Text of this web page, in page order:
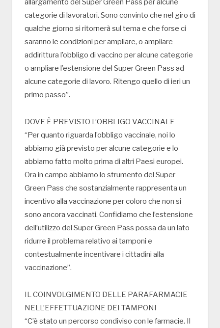
allargamento del Super Green Pass per alcune
categorie di lavoratori. Sono convinto che nel giro di
qualche giorno si ritornerà sul tema e che forse ci
saranno le condizioni per ampliare, o ampliare
addirittura l’obbligo di vaccino per alcune categorie
o ampliare l’estensione del Super Green Pass ad
alcune categorie di lavoro. Ritengo quello di ieri un
primo passo”.
DOVE È PREVISTO L’OBBLIGO VACCINALE
“Per quanto riguarda l’obbligo vaccinale, noi lo
abbiamo già previsto per alcune categorie e lo
abbiamo fatto molto prima di altri Paesi europei.
Ora in campo abbiamo lo strumento del Super
Green Pass che sostanzialmente rappresenta un
incentivo alla vaccinazione per coloro che non si
sono ancora vaccinati. Confidiamo che l’estensione
dell’utilizzo del Super Green Pass possa da un lato
ridurre il problema relativo ai tamponi e
contestualmente incentivare i cittadini alla
vaccinazione”.
IL COINVOLGIMENTO DELLE PARAFARMACIE
NELL’EFFETTUAZIONE DEI TAMPONI
“C’è stato un percorso condiviso con le farmacie. Il